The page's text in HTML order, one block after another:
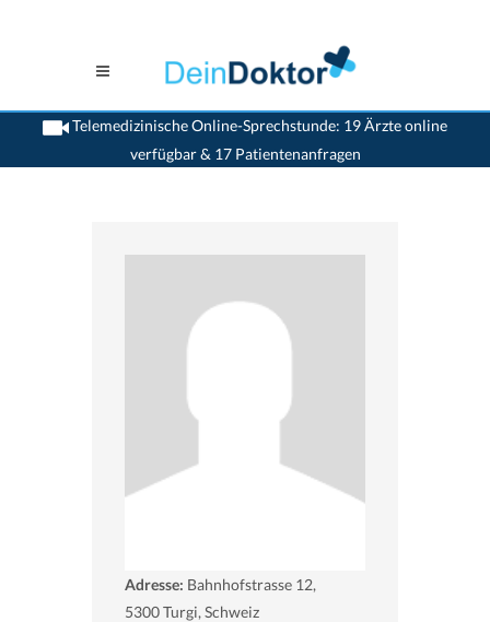
Telemedizinische Online-Sprechstunde: 19 Ärzte online
verfügbar & 17 Patientenanfragen
>Zahnaerzte>Turgi>Dr. Urs Haensler>Termin mit Dr. Urs Haensler
Adresse: Bahnhofstrasse 12,
5300Turgi, Schweiz